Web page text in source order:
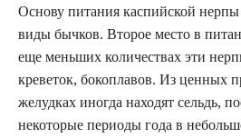
Основу питания каспийской
виды бычков. Второе место в
еще меньших количествах эти
креветок, бокоплавов. Из ценных
желудках иногда находят сельдь,
некоторые периоды года в